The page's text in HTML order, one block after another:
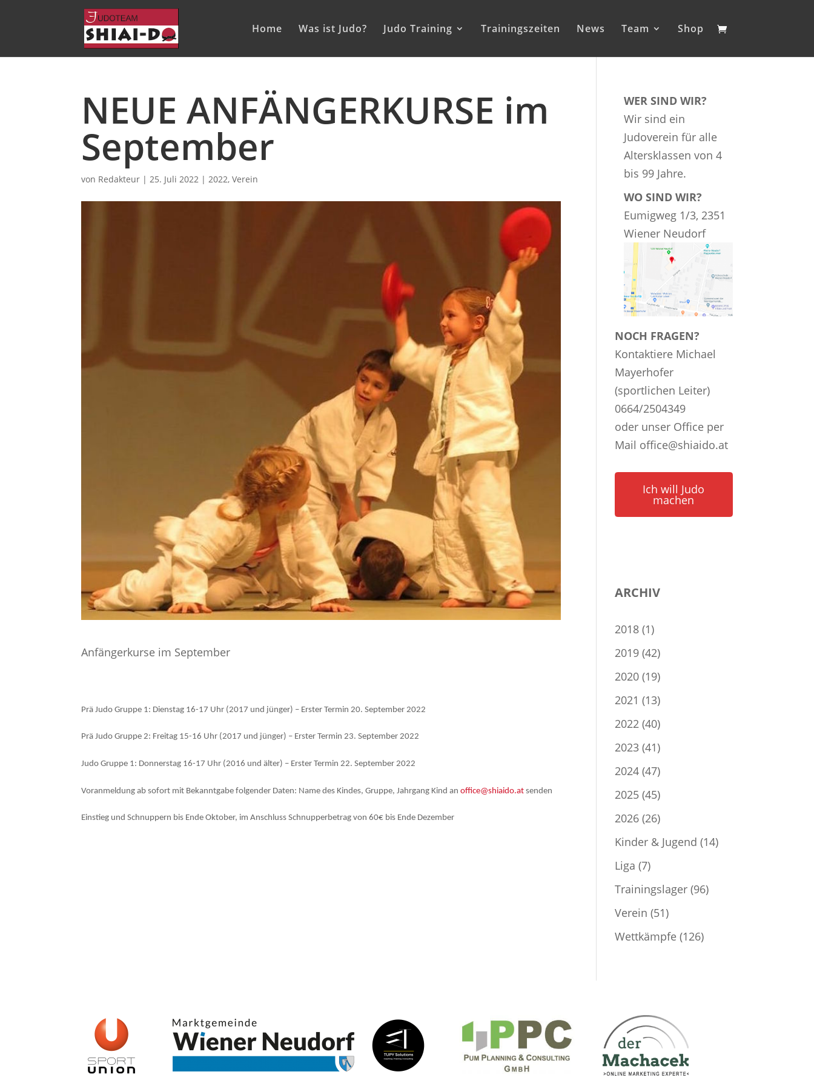
Home Was ist Judo? Judo Training Trainingszeiten News Team Shop
NEUE ANFÄNGERKURSE im
September
von Redakteur |25. Juli 2022 |2022,Verein
Anfängerkurse im September
Prä Judo Gruppe 1: Dienstag 16-17 Uhr (2017 und jünger) – Erster Termin 20. September 2022
Prä Judo Gruppe 2: Freitag 15-16 Uhr (2017 und jünger) – Erster Termin 23. September 2022
Judo Gruppe 1: Donnerstag 16-17 Uhr (2016 und älter) – Erster Termin 22. September 2022
Voranmeldung ab sofort mit Bekanntgabe folgender Daten: Name des Kindes, Gruppe, Jahrgang Kind anoffice@shiaido.at senden
Einstieg und Schnuppern bis Ende Oktober, im Anschluss Schnupperbetrag von 60€ bis Ende Dezember
WER SIND WIR?
Wir sind ein
Judoverein für alle
Altersklassen von 4
bis 99 Jahre.
WO SIND WIR?
Eumigweg 1/3, 2351
Wiener Neudorf
NOCH FRAGEN?
Kontaktiere Michael
Mayerhofer
(sportlichen Leiter)
0664/2504349
oder unser Office per
Mail office@shiaido.at
Ich will Judo
machen
ARCHIV
2018 (1)
2019 (42)
2020 (19)
2021 (13)
2022 (40)
2023 (41)
2024 (47)
2025 (45)
2026 (26)
Kinder & Jugend (14)
Liga (7)
Trainingslager (96)
Verein (51)
Wettkämpfe (126)